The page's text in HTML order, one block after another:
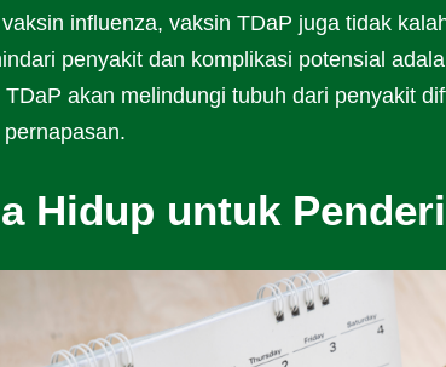
influenza, vaksin TDaP juga tidak
penyakit dan komplikasi potensial
TDaP akan melindungi tubuh dari penyakit
Hidup untuk